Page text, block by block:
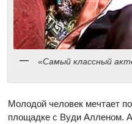
«Самый классный
Молодой человек мечтает
площадке с Вуди Алленом.